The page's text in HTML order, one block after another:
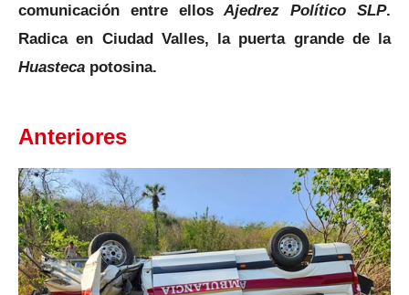
comunicación entre ellosAjedrez Político SLP.
Radica en Ciudad Valles, la puerta grande de la
Huasteca potosina.
Anteriores